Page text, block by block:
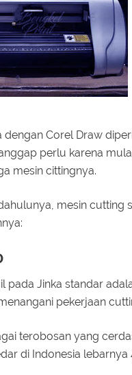
dengan Corel Draw
perlu karena
mesin cittingnya.
mesin cutting
pada Jinka standar
pekerjaan
terobosan yang
di Indonesia